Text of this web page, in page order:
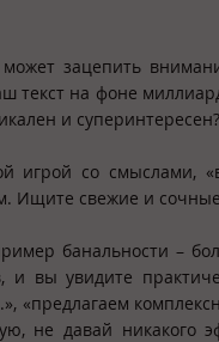
зацепить
текст на фоне
и
игрой со смыслами,
Ищите свежие и
банальности –
и вы увидите
«предлагаем
не давай никакого